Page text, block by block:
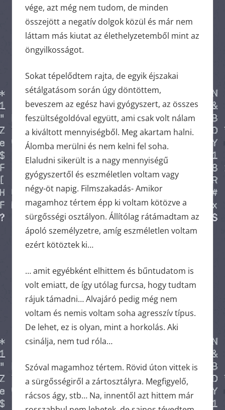
vége, azt még nem tudom, de minden
összejött a negatív dolgok közül és már nem
láttam más kiutat az élethelyzetemből mint az
öngyilkosságot.
Sokat tépelődtem rajta, de egyik éjszakai
sétálgatásom során úgy döntöttem,
beveszem az egész havi gyógyszert, az összes
feszültségoldóval együtt, ami csak volt nálam
a kiváltott mennyiségből. Meg akartam halni.
Álomba merülni és nem kelni fel soha.
Elaludni sikerült is a nagy mennyiségű
gyógyszertől és eszméletlen voltam vagy
négy-öt napig. Filmszakadás- Amikor
magamhoz tértem épp ki voltam kötözve a
sürgősségi osztályon. Állítólag rátámadtam az
ápoló személyzetre, amíg eszméletlen voltam
ezért kötöztek ki…
… amit egyébként elhittem és bűntudatom is
volt emiatt, de így utólag furcsa, hogy tudtam
rájuk támadni… Alvajáró pedig még nem
voltam és nemis voltam soha agresszív típus.
De lehet, ez is olyan, mint a horkolás. Aki
csinálja, nem tud róla…
Szóval magamhoz tértem. Rövid úton vittek is
a sürgősségiről a zártosztályra. Megfigyelő,
rácsos ágy, stb… Na, innentől azt hittem már